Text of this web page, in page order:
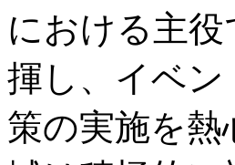
における主
揮し、イベン
策の実施を